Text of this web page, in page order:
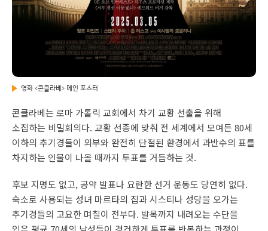
영화 <콘클라베> 메인 포스터
콘클라베는 로마 가톨릭 교회에서 차기 교황 선출을 위해
소집하는 비밀회의다. 교황 선종에 맞춰 전 세계에서 모여든 80세
이하의 추기경들이 외부와 완전히 단절된 환경에서 과반수의 표를
차지하는 인물이 나올 때까지 투표를 거듭하는 것.
후보 지명도 없고, 공약 발표나 요란한 선거 운동도 당연히 없다.
숙소로 사용되는 성녀 마르타의 집과 시스티나 성당을 오가는
추기경들의 고요한 며칠이 전부다. 발목까지 내려오는 수단을